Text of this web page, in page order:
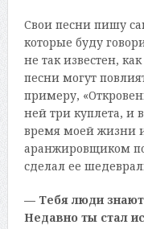
Свои песни пишу
которые буду
не так известен,
песни могут
примеру,
ней три куплета, и
время моей жизни
аранжировщиком
сделал ее
— Тебя люди знают
Недавно ты стал